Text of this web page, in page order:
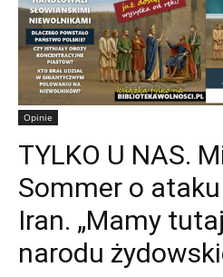
Opinie
TYLKO U NAS.
Sommer o
Iran. „Mamy
narodu